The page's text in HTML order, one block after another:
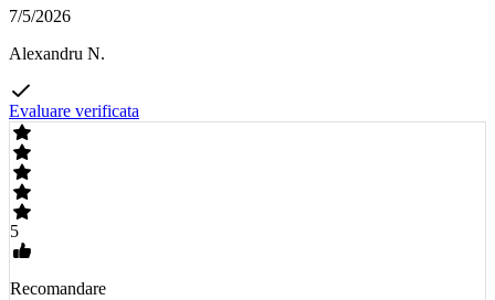
7/5/2026
Alexandru N.
Evaluare verificata
5
Recomandare